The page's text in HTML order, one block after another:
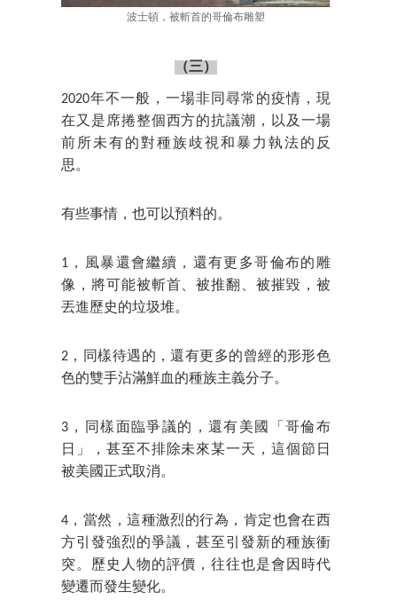
波士頓，被斬首的哥倫布雕塑
（三）
2020年不一般，一場非同尋常的疫情，現
在又是席捲整個西方的抗議潮，以及一場
前所未有的對種族歧視和暴力執法的反
思。
有些事情，也可以預料的。
1，風暴還會繼續，還有更多哥倫布的雕
像，將可能被斬首、被推翻、被摧毀，被
丟進歷史的垃圾堆。
2，同樣待遇的，還有更多的曾經的形形色
色的雙手沾滿鮮血的種族主義分子。
3，同樣面臨爭議的，還有美國「哥倫布
日」，甚至不排除未來某一天，這個節日
被美國正式取消。
4，當然，這種激烈的行為，肯定也會在西
方引發強烈的爭議，甚至引發新的種族衝
突。歷史人物的評價，往往也是會因時代
變遷而發生變化。